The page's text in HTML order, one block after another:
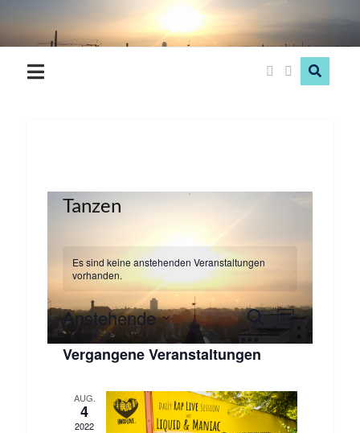
Hood
Tanzen
Es sind keine anstehenden Veranstaltungen
vorhanden.
Veranstaltungen
Suche
und
Ansichten,
Navigation
Suche
Ansichten-
Anstehende
Datum
wählen.
Vergangene Veranstaltungen
AUG.
4
2022